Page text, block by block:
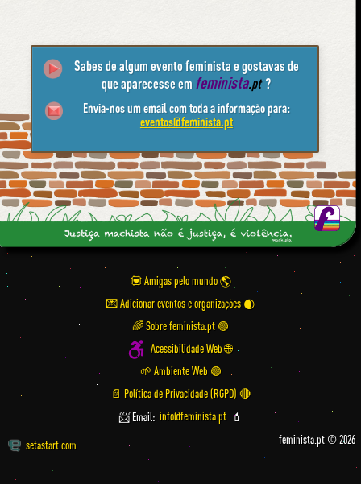
Sabes de algum evento feminista e gostavas de
que aparecesse em feminista.pt ?
Envia-nos um email com toda a informação para:
eventos@feminista.pt
💟 Amigas pelo mundo
💌 Adicionar eventos e organizações
🌈 Sobre feminista.pt 🟣
Acessibilidade Web 🌐
🌱 Ambiente Web 🟢
📄 Política de Privacidade (RGPD) 🔴
📨 Email: info@feminista.pt 💄
setastart.com feminista.pt © 2026